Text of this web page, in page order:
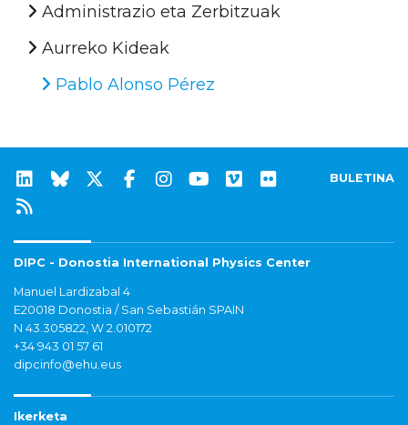
Administrazio eta Zerbitzuak
Aurreko Kideak
Pablo Alonso Pérez
BULETINA
DIPC - Donostia International Physics Center
Manuel Lardizabal 4
E20018 Donostia / San Sebastián SPAIN
N 43.305822, W 2.010172
+34 943 01 57 61
dipcinfo@ehu.eus
Ikerketa